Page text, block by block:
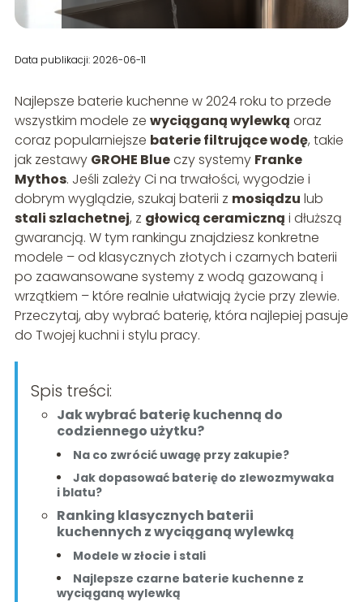
Data publikacji: 2026-06-11
Najlepsze baterie kuchenne w 2024 roku to przede
wszystkim modele ze wyciąganą wylewką oraz
coraz popularniejsze baterie filtrujące wodę, takie
jak zestawy GROHE Blueczy systemy Franke
Mythos. Jeśli zależy Ci na trwałości, wygodzie i
dobrym wyglądzie, szukaj baterii z mosiądzu lub
stali szlachetnej, z głowicą ceramiczną i dłuższą
gwarancją. W tym rankingu znajdziesz konkretne
modele – od klasycznych złotych i czarnych baterii
po zaawansowane systemy z wodą gazowaną i
wrzątkiem – które realnie ułatwiają życie przy zlewie.
Przeczytaj, aby wybrać baterię, która najlepiej pasuje
do Twojej kuchni i stylu pracy.
Spis treści:
Jak wybrać baterię kuchenną do
codziennego użytku?
Na co zwrócić uwagę przy zakupie?
Jak dopasować baterię do zlewozmywaka
i blatu?
Ranking klasycznych baterii
kuchennych z wyciąganą wylewką
Modele w złocie i stali
Najlepsze czarne baterie kuchenne z
wyciąganą wylewką